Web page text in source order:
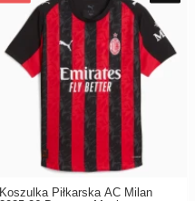
Koszulka Piłkarska AC Milan